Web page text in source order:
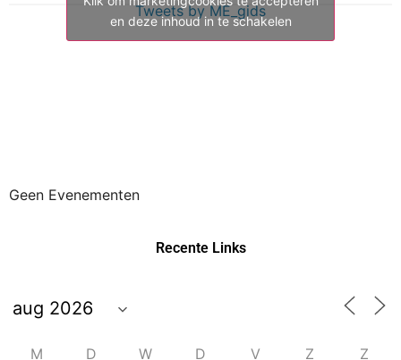
Tweets by ME_gids
en deze inhoud in te schakelen
Geen Evenementen
Recente Links
M D W D V Z Z